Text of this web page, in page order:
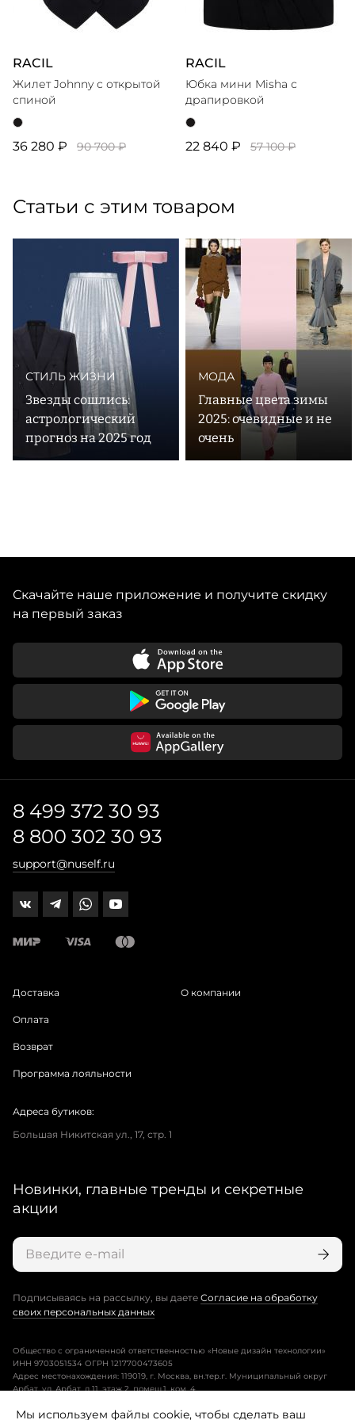
RACIL
Жилет Johnny с открытой
спиной
36 280 ₽ 90 700 ₽
RACIL
Юбка мини Misha с
драпировкой
22 840 ₽ 57 100 ₽
Статьи с этим товаром
СТИЛЬ ЖИЗНИ
Звезды сошлись:
астрологический
прогноз на 2025 год
МОДА
Главные цвета зимы
2025: очевидные и не
очень
Скачайте наше приложение и получите скидку
на первый заказ
8 499 372 30 93
8 800 302 30 93
support@nuself.ru
Доставка
Оплата
Возврат
Программа лояльности
О компании
Адреса бутиков:
Большая Никитская ул., 17, стр. 1
Новинки, главные тренды и секретные
акции
Подписываясь на рассылку, вы даете Согласие на обработку
своих персональных данных
Общество с ограниченной ответственностью «Новые дизайн технологии»
ИНН 9703051534 ОГРН 1217700473605
Адрес местонахождения: 119019, г. Москва, вн.тер.г. Муниципальный округ
Арбат, ул. Арбат, д.11, этаж 2, помещ.1, ком. 4.
Мы используем файлы cookie, чтобы сделать ваш